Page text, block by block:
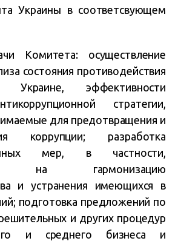
Украины в соответсвующем
Комитета: осуществление
состояния противодействия
Украине, эффективности
стратегии,
для предотвращения и
коррупции; разработка
мер, в частности,
на гармонизацию
и устранения имеющихся в
подготовка предложений по
и других процедур
и среднего бизнеса и